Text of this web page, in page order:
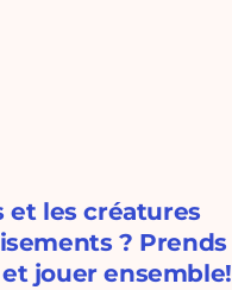
et les créatures
? Prends
jouer ensemble!